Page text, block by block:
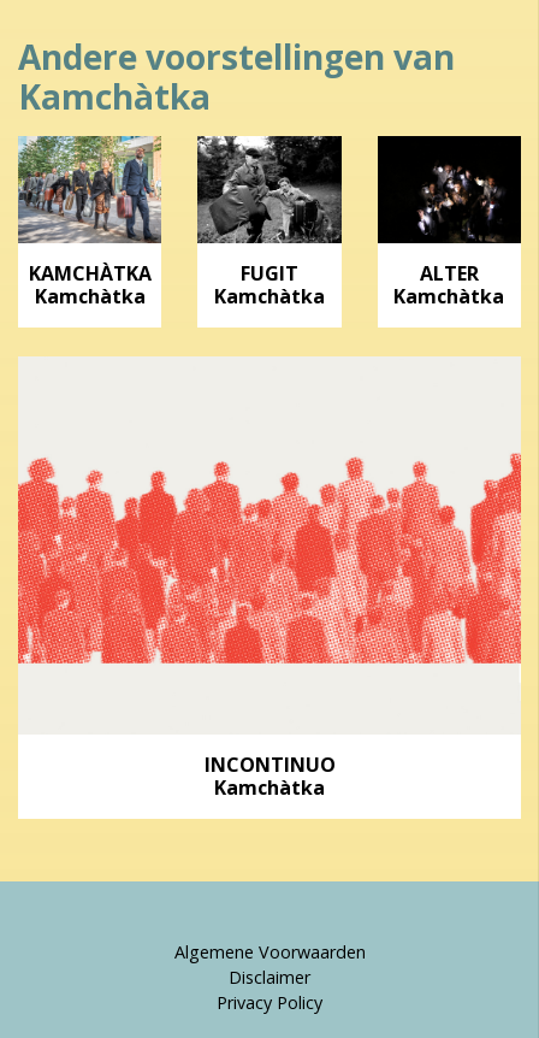
Andere voorstellingen van
Kamchàtka
KAMCHÀTKA
Kamchàtka
FUGIT
Kamchàtka
ALTER
Kamchàtka
INCONTINUO
Kamchàtka
Algemene Voorwaarden
Disclaimer
Privacy Policy